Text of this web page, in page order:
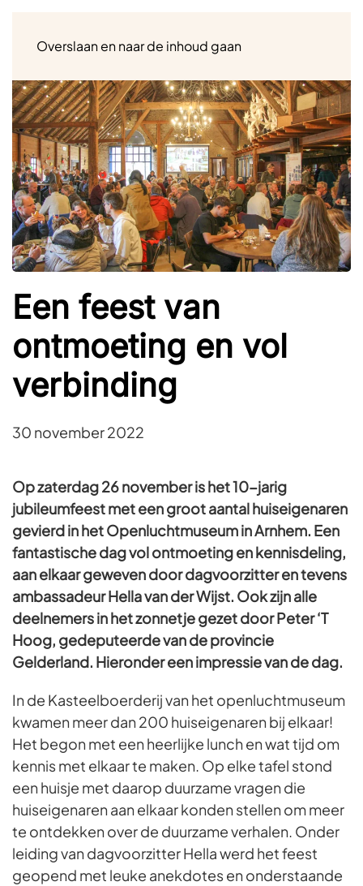
Overslaan en naar de inhoud gaan
Een feest van
ontmoeting en vol
verbinding
30 november 2022
Op zaterdag 26 november is het 10-jarig
jubileumfeest met een groot aantal huiseigenaren
gevierd in het Openluchtmuseum in Arnhem. Een
fantastische dag vol ontmoeting en kennisdeling,
aan elkaar geweven door dagvoorzitter en tevens
ambassadeur Hella van der Wijst. Ook zijn alle
deelnemers in het zonnetje gezet door Peter ‘T
Hoog, gedeputeerde van de provincie
Gelderland. Hieronder een impressie van de dag.
In de Kasteelboerderij van het openluchtmuseum
kwamen meer dan 200 huiseigenaren bij elkaar!
Het begon met een heerlijke lunch en wat tijd om
kennis met elkaar te maken. Op elke tafel stond
een huisje met daarop duurzame vragen die
huiseigenaren aan elkaar konden stellen om meer
te ontdekken over de duurzame verhalen. Onder
leiding van dagvoorzitter Hella werd het feest
geopend met leuke anekdotes en onderstaande